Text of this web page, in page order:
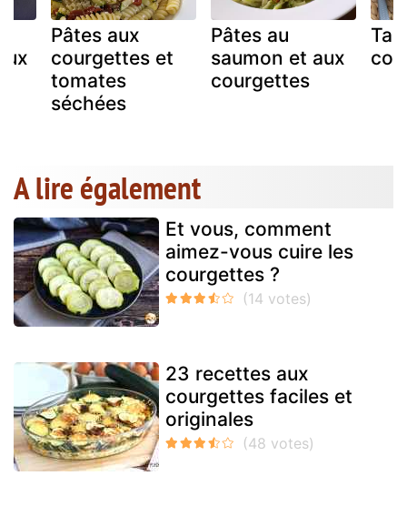
Pâtes aux
courgettes et
tomates
séchées
Pâtes au
saumon et aux
courgettes
A lire également
Et vous, comment
aimez-vous cuire les
courgettes ?
23 recettes aux
courgettes faciles et
originales